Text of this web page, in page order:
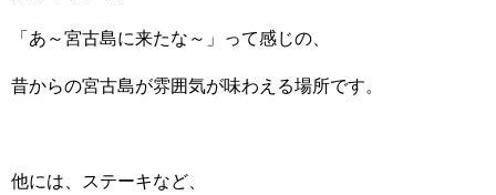
「あ～宮古島に来たな～」って感じの、
昔からの宮古島が雰囲気が味わえる場所です。
他には、ステーキなど、